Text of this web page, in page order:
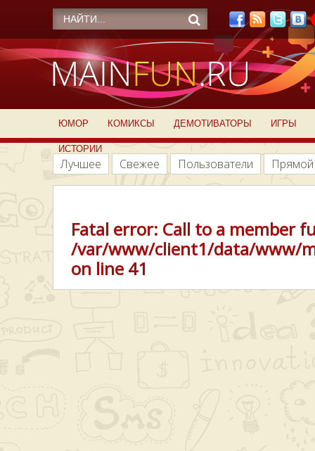
ЮМОР КОМИКСЫ ДЕМОТИВАТОРЫ ИГРЫ
ИСТОРИИ
Лучшее Свежее Пользователи
Fatal error: Call to a member
/var/www/client1/data/www/
on line 41